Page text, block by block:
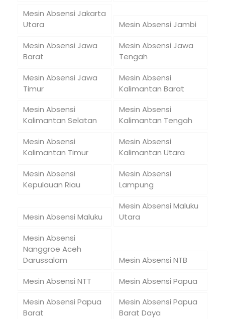
Mesin Absensi Jakarta
Utara
Mesin Absensi Jambi
Mesin Absensi Jawa
Barat
Mesin Absensi Jawa
Tengah
Mesin Absensi Jawa
Timur
Mesin Absensi
Kalimantan Barat
Mesin Absensi
Kalimantan Selatan
Mesin Absensi
Kalimantan Tengah
Mesin Absensi
Kalimantan Timur
Mesin Absensi
Kalimantan Utara
Mesin Absensi
Kepulauan Riau
Mesin Absensi
Lampung
Mesin Absensi Maluku
Mesin Absensi Maluku
Utara
Mesin Absensi
Nanggroe Aceh
Darussalam
Mesin Absensi NTB
Mesin Absensi NTT
Mesin Absensi Papua
Mesin Absensi Papua
Barat
Mesin Absensi Papua
Barat Daya